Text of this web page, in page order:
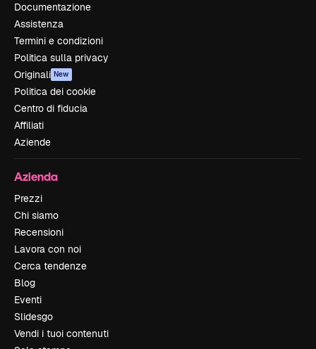
Documentazione
Assistenza
Termini e condizioni
Politica sulla privacy
Originali New
Politica dei cookie
Centro di fiducia
Affiliati
Aziende
Azienda
Prezzi
Chi siamo
Recensioni
Lavora con noi
Cerca tendenze
Blog
Eventi
Slidesgo
Vendi i tuoi contenuti